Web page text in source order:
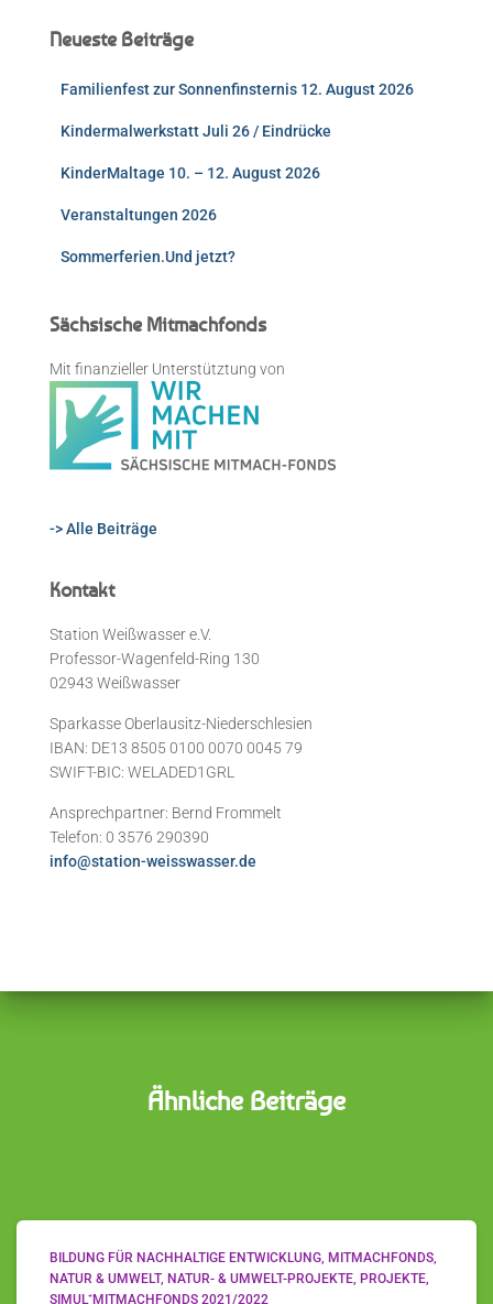
Neueste Beiträge
Familienfest zur Sonnenfinsternis 12. August 2026
Kindermalwerkstatt Juli 26 / Eindrücke
KinderMaltage 10. – 12. August 2026
Veranstaltungen 2026
Sommerferien.Und jetzt?
Sächsische Mitmachfonds
Mit finanzieller Unterstütztung von
-> Alle Beiträge
Kontakt
Station Weißwasser e.V.
Professor-Wagenfeld-Ring 130
02943 Weißwasser
Sparkasse Oberlausitz-Niederschlesien
IBAN: DE13 8505 0100 0070 0045 79
SWIFT-BIC: WELADED1GRL
Ansprechpartner: Bernd Frommelt
Telefon: 0 3576 290390
info@station-weisswasser.de
Ähnliche Beiträge
BILDUNG FÜR NACHHALTIGE ENTWICKLUNG MITMACHFONDS
NATUR & UMWELT NATUR- & UMWELT-PROJEKTE PROJEKTE
SIMUL⁺MITMACHFONDS 2021/2022